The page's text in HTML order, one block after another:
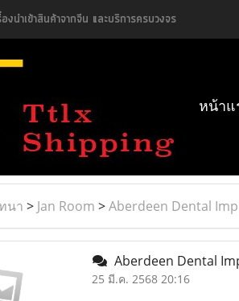
นำเข้าสินค้าจากจีน และบริการครบวงจร
หน้าแ
นา > Jan Room >Aberdeen Dental
Aberdeen Dental
25 มี.ค. 2568 20:16